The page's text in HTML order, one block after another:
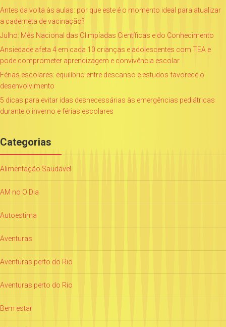
Antes da volta às aulas: por que este é o momento ideal para atualizar
a caderneta de vacinação?
Julho: Mês Nacional das Olimpíadas Científicas e do Conhecimento
Ansiedade afeta 4 em cada 10 crianças e adolescentes com TEA e
pode comprometer aprendizagem e convivência escolar
Férias escolares: equilíbrio entre descanso e estudos favorece o
desenvolvimento
5 dicas para evitar idas desnecessárias às emergências pediátricas
durante o inverno e férias escolares
Categorias
Alimentação Saudável
AM no O Dia
Autoestima
Aventuras
Aventuras perto do Rio
Aventuras perto do Rio
Bem estar